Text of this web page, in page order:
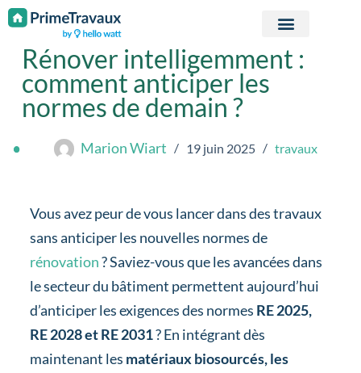
Passer au contenu
Rénover intelligemment :
comment anticiper les
normes de demain ?
Marion Wiart 19 juin 2025 travaux
Vous avez peur de vous lancer dans des travaux
sans anticiper les nouvelles normes de
rénovation? Saviez-vous que les avancées dans
le secteur du bâtiment permettent aujourd’hui
d’anticiper les exigences des normes RE 2025,
RE 2028 et RE 2031? En intégrant dès
maintenant les matériaux biosourcés, les